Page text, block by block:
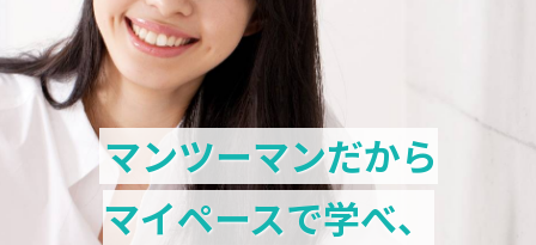
マンツーマンだから
マイペースで学べ、